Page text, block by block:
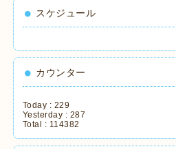
スケジュール
カウンター
Today : 229
Yesterday : 287
Total : 114382